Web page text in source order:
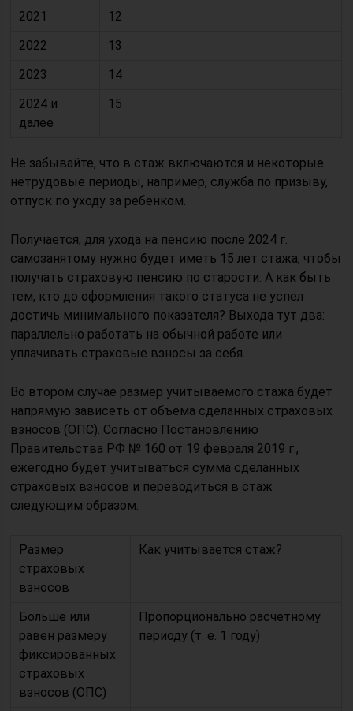
2021
12
2022
13
2023
14
2024 и
далее
15
Не забывайте, что в стаж включаются и некоторые
нетрудовые периоды, например, служба по призыву,
отпуск по уходу за ребенком.
Получается, для ухода на пенсию после 2024 г.
самозанятому нужно будет иметь 15 лет стажа, чтобы
получать страховую пенсию по старости. А как быть
тем, кто до оформления такого статуса не успел
достичь минимального показателя? Выхода тут два:
параллельно работать на обычной работе или
уплачивать страховые взносы за себя.
Во втором случае размер учитываемого стажа будет
напрямую зависеть от объема сделанных страховых
взносов (ОПС). Согласно Постановлению
Правительства РФ № 160 от 19 февраля 2019 г.,
ежегодно будет учитываться сумма сделанных
страховых взносов и переводиться в стаж
следующим образом:
Размер
страховых
взносов
Как учитывается стаж?
Больше или
равен размеру
фиксированных
страховых
взносов (ОПС)
Пропорционально расчетному
периоду (т. е. 1 году)